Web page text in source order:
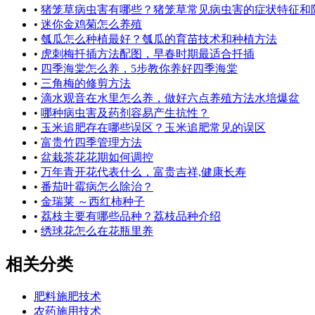
• 猪笼草病虫害有哪些？猪笼草常见病虫害的症状特征和
• 迷你金鸡菊怎么养殖
• 瓠瓜怎么种植最好？瓠瓜的育苗技术和种植方法
• 虎刺梅扦插方法配图，早春时期最适合扦插
• 四季海棠怎么养，5步教你养好四季海棠
• 三角梅的修剪方法
• 滴水观音在水里怎么养，做好六点养殖方法水培爆盆
• 哪种病虫害及药剂容易产生抗性？
• 玉米追肥存在哪些误区？玉米追肥常见的误区
• 富贵竹四季管理方法
• 盆栽茶花花期如何调控
• 万年青开花代表什么，富贵吉祥,健康长寿
• 番茄叶霉病怎么除治？
• 金瑞莱 ～西红柿种子
• 荔枝主要有哪些品种？荔枝品种介绍
• 绣球花怎么在花瓶里养
相关分类
肥料施肥技术
农药施用技术